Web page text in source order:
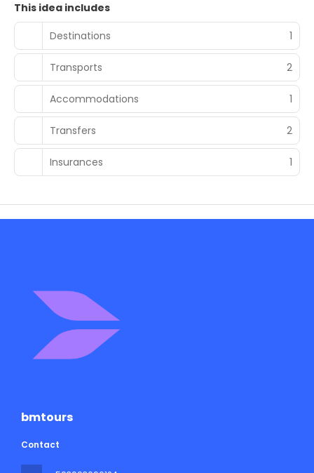
This idea includes
Destinations
1
Transports 2
Accommodations 1
Transfers 2
Insurances 1
bmtours
Contact